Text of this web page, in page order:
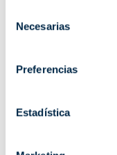
Necesarias
Preferencias
Estadística
Asociar el emisor al motor
Posición intermedia